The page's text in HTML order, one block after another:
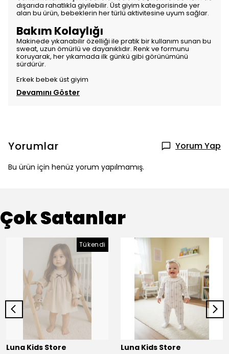
dışarıda rahatlıkla giyilebilir. Üst giyim kategorisinde yer
alan bu ürün, bebeklerin her türlü aktivitesine uyum sağlar.
Bakım Kolaylığı
Makinede yıkanabilir özelliği ile pratik bir kullanım sunan bu
sweat, uzun ömürlü ve dayanıklıdır. Renk ve formunu
koruyarak, her yıkamada ilk günkü gibi görünümünü
sürdürür.
Erkek bebek üst giyim
Devamını Göster
Yorumlar Yorum Yap
Bu ürün için henüz yorum yapılmamış.
Çok Satanlar
Tükendi
Luna Kids Store Luna Kids Store